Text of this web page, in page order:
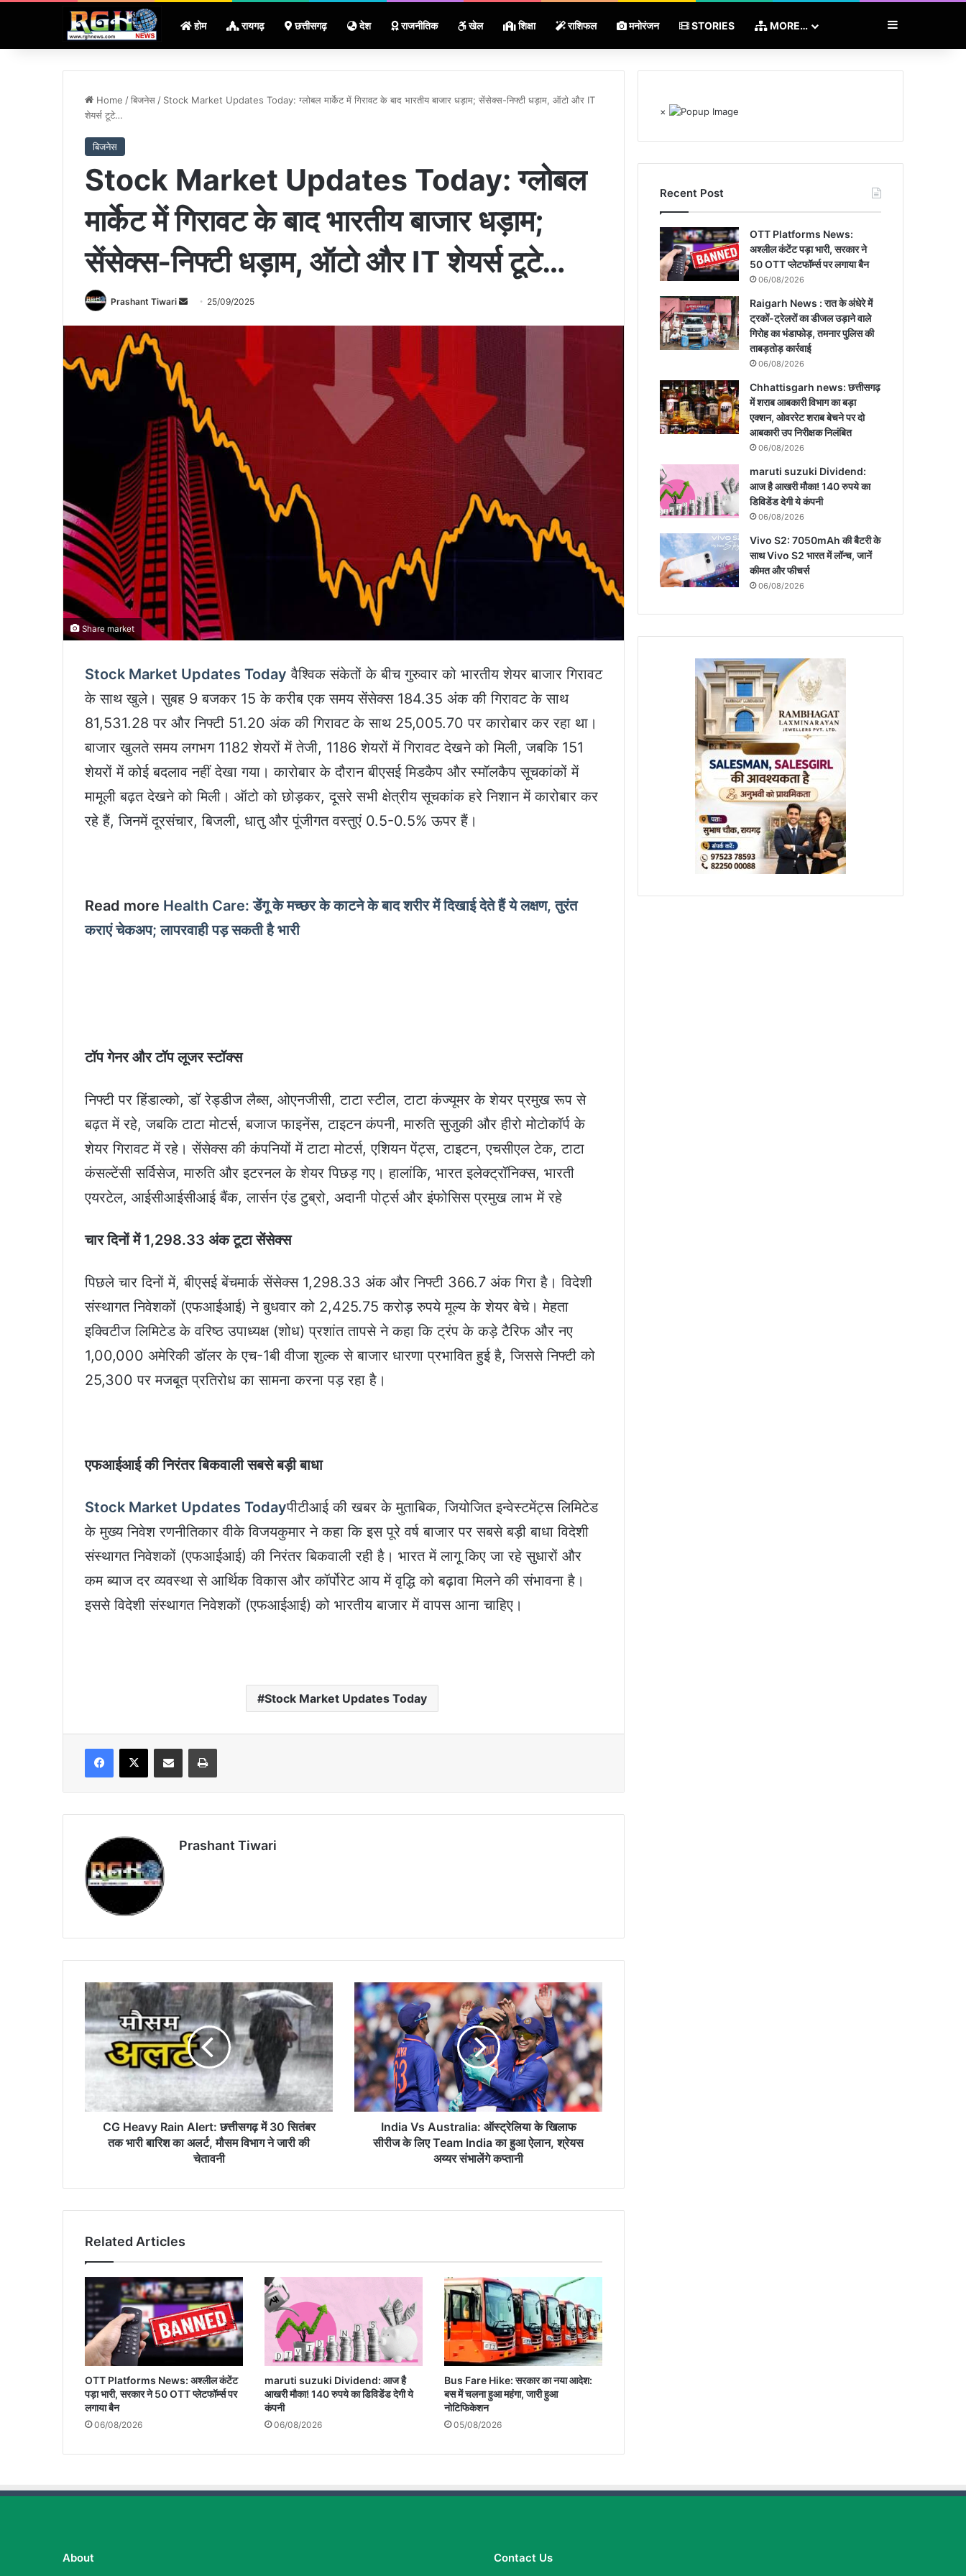
होम रायगढ़ छत्तीसगढ़ देश राजनीतिक खेल शिक्षा राशिफल मनोरंजन STORIES MORE… Sidebar
Home /बिजनेस / Stock Market Updates Today: ग्लोबल मार्केट में गिरावट के बाद भारतीय बाजार धड़ाम; सेंसेक्स-निफ्टी धड़ाम, ऑटो और IT
शेयर्स टूटे…
बिजनेस
Stock Market Updates Today: ग्लोबल
मार्केट में गिरावट के बाद भारतीय बाजार धड़ाम;
सेंसेक्स-निफ्टी धड़ाम, ऑटो और IT शेयर्स टूटे…
Prashant Tiwari
Send 25/09/2025
Share market
Stock Market Updates Today वैश्विक संकेतों के बीच गुरुवार को भारतीय शेयर बाजार गिरावट
के साथ खुले। सुबह 9 बजकर 15 के करीब एक समय सेंसेक्स 184.35 अंक की गिरावट के साथ
81,531.28 पर और निफ्टी 51.20 अंक की गिरावट के साथ 25,005.70 पर कारोबार कर रहा था।
बाजार खुलते समय लगभग 1182 शेयरों में तेजी, 1186 शेयरों में गिरावट देखने को मिली, जबकि 151
शेयरों में कोई बदलाव नहीं देखा गया। कारोबार के दौरान बीएसई मिडकैप और स्मॉलकैप सूचकांकों में
मामूली बढ़त देखने को मिली। ऑटो को छोड़कर, दूसरे सभी क्षेत्रीय सूचकांक हरे निशान में कारोबार कर
रहे हैं, जिनमें दूरसंचार, बिजली, धातु और पूंजीगत वस्तुएं 0.5-0.5% ऊपर हैं।
Read more Health Care: डेंगू के मच्छर के काटने के बाद शरीर में दिखाई देते हैं ये लक्षण, तुरंत
कराएं चेकअप; लापरवाही पड़ सकती है भारी
टॉप गेनर और टॉप लूजर स्टॉक्स
निफ्टी पर हिंडाल्को, डॉ रेड्डीज लैब्स, ओएनजीसी, टाटा स्टील, टाटा कंज्यूमर के शेयर प्रमुख रूप से
बढ़त में रहे, जबकि टाटा मोटर्स, बजाज फाइनेंस, टाइटन कंपनी, मारुति सुजुकी और हीरो मोटोकॉर्प के
शेयर गिरावट में रहे। सेंसेक्स की कंपनियों में टाटा मोटर्स, एशियन पेंट्स, टाइटन, एचसीएल टेक, टाटा
कंसल्टेंसी सर्विसेज, मारुति और इटरनल के शेयर पिछड़ गए। हालांकि, भारत इलेक्ट्रॉनिक्स, भारती
एयरटेल, आईसीआईसीआई बैंक, लार्सन एंड टुब्रो, अदानी पोर्ट्स और इंफोसिस प्रमुख लाभ में रहे
चार दिनों में 1,298.33 अंक टूटा सेंसेक्स
पिछले चार दिनों में, बीएसई बेंचमार्क सेंसेक्स 1,298.33 अंक और निफ्टी 366.7 अंक गिरा है। विदेशी
संस्थागत निवेशकों (एफआईआई) ने बुधवार को 2,425.75 करोड़ रुपये मूल्य के शेयर बेचे। मेहता
इक्विटीज लिमिटेड के वरिष्ठ उपाध्यक्ष (शोध) प्रशांत तापसे ने कहा कि ट्रंप के कड़े टैरिफ और नए
1,00,000 अमेरिकी डॉलर के एच-1बी वीजा शुल्क से बाजार धारणा प्रभावित हुई है, जिससे निफ्टी को
25,300 पर मजबूत प्रतिरोध का सामना करना पड़ रहा है।
एफआईआई की निरंतर बिकवाली सबसे बड़ी बाधा
Stock Market Updates Todayपीटीआई की खबर के मुताबिक, जियोजित इन्वेस्टमेंट्स लिमिटेड
के मुख्य निवेश रणनीतिकार वीके विजयकुमार ने कहा कि इस पूरे वर्ष बाजार पर सबसे बड़ी बाधा विदेशी
संस्थागत निवेशकों (एफआईआई) की निरंतर बिकवाली रही है। भारत में लागू किए जा रहे सुधारों और
कम ब्याज दर व्यवस्था से आर्थिक विकास और कॉर्पोरेट आय में वृद्धि को बढ़ावा मिलने की संभावना है।
इससे विदेशी संस्थागत निवेशकों (एफआईआई) को भारतीय बाजार में वापस आना चाहिए।
Stock Market Updates Today
Facebook
X Share via Email Print
Prashant Tiwari
CG
Heavy
Rain
Alert:
छत्तीसगढ़
तक
मौसम
की
चेतावनी
CG Heavy Rain Alert: छत्तीसगढ़ में 30 सितंबर
तक भारी बारिश का अलर्ट, मौसम विभाग ने जारी की
चेतावनी
India
Vs
Australia:
ऑस्ट्रेलिया
के
खिलाफ
सीरीज
के
लिए
India
ऐलान,
India Vs Australia: ऑस्ट्रेलिया के खिलाफ
सीरीज के लिए Team India का हुआ ऐलान, श्रेयस
अय्यर संभालेंगे कप्तानी
Related Articles
OTT Platforms News: अश्लील कंटेंट
पड़ा भारी, सरकार ने 50 OTT प्लेटफॉर्म्स पर
लगाया बैन
06/08/2026
maruti suzuki Dividend: आज है
आखरी मौका! 140 रुपये का डिविडेंड देगी ये
कंपनी
06/08/2026
Bus Fare Hike: सरकार का नया आदेश:
बस में चलना हुआ महंगा, जारी हुआ
नोटिफिकेशन
05/08/2026
×
Recent Post
OTT Platforms News:
अश्लील कंटेंट पड़ा भारी, सरकार ने
50 OTT प्लेटफॉर्म्स पर लगाया बैन
06/08/2026
Raigarh News : रात के अंधेरे में
ट्रकों-ट्रेलरों का डीजल उड़ाने वाले
गिरोह का भंडाफोड़, तमनार पुलिस की
ताबड़तोड़ कार्रवाई
06/08/2026
Chhattisgarh news: छत्तीसगढ़
में शराब आबकारी विभाग का बड़ा
एक्शन, ओवररेट शराब बेचने पर दो
आबकारी उप निरीक्षक निलंबित
06/08/2026
maruti suzuki Dividend:
आज है आखरी मौका! 140 रुपये का
डिविडेंड देगी ये कंपनी
06/08/2026
Vivo S2: 7050mAh की बैटरी के
साथ Vivo S2 भारत में लॉन्च, जानें
कीमत और फीचर्स
06/08/2026
About Contact Us